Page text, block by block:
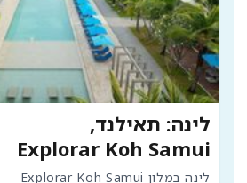
לינה: תאילנד,
Explorar Koh Samui